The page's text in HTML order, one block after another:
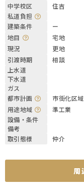
中学校区
住吉
私道負担
建築条件
ー
地目
宅地
現況
更地
引渡時期
相談
上水道
下水道
ガス
都市計画
市街化区域
用途地域
準工業
設備・条件
備考
取引態様
仲介
周